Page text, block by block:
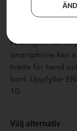
Bekväm
trädgårds- och
Pekfingret har en
smartphone kan
tvätta för hand
bort. Uppfyller
10.
Välj alternativ